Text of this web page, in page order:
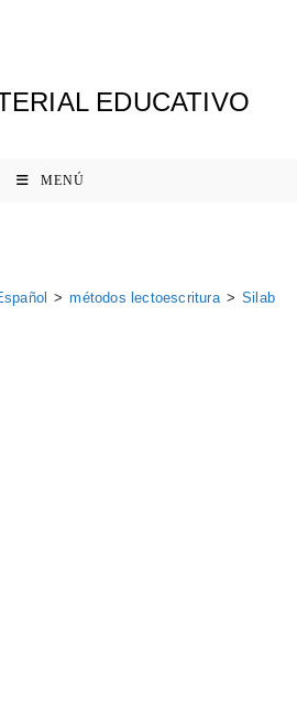
EDUCATIVO
MENÚ
> métodos lectoescritura > Silabas